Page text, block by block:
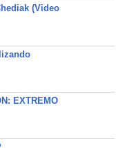
(Video
EXTREMO